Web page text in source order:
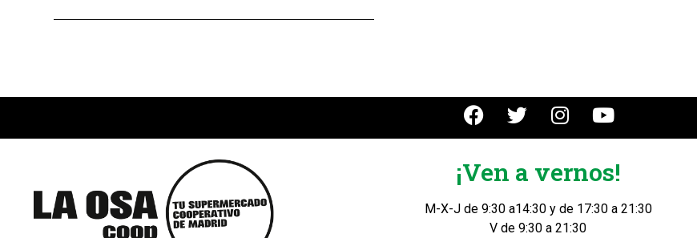
¡Ven a vernos!
M-X-J de 9:30 a14:30 y de 17:30 a 21:30
V de 9:30 a 21:30